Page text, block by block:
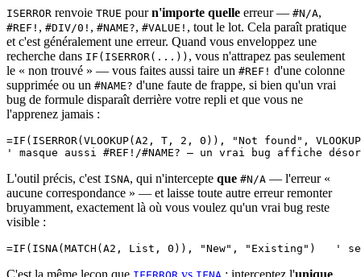
ISERROR renvoie TRUE pourn'importe quelle erreur — #N/A,
#REF! , #DIV/0! , #NAME?, #VALUE! , tout le lot. Cela paraît pratique
et c'est généralement une erreur. Quand vous enveloppez une
recherche dans IF(ISERROR(...)) , vous n'attrapez pas seulement
le « non trouvé » — vous faites aussi taire un #REF! d'une colonne
supprimée ou un #NAME? d'une faute de frappe, si bien qu'un vrai
bug de formule disparaît derrière votre repli et que vous ne
l'apprenez jamais :
=IF(ISERROR(VLOOKUP(A2, T, 2, 0)), "Not found",
L'outil précis, c'est ISNA, qui n'intercepte que #N/A — l'erreur «
aucune correspondance » — et laisse toute autre erreur remonter
bruyamment, exactement là où vous voulez qu'un vrai bug reste
visible :
C'est la même leçon que vs : interceptez l'unique